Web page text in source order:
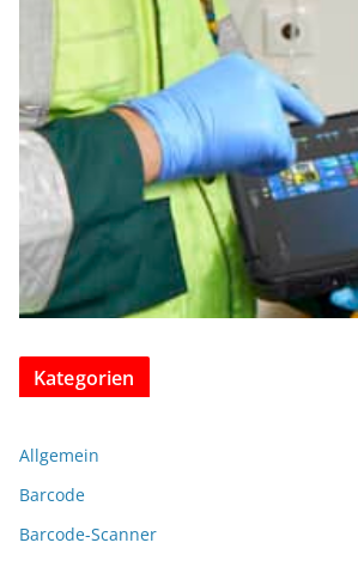
Kategorien
Allgemein
Barcode
Barcode-Scanner